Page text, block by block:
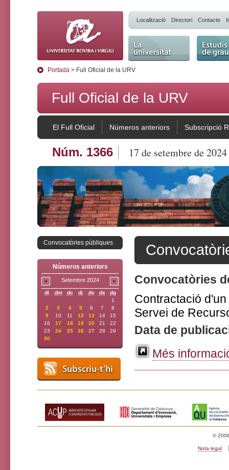
Localització Directori Contacte
La Universitat Estudis
Portada > Full Oficial de la URV
Full Oficial de la URV
El Full Oficial Números anteriors Subscripció
Núm. 1366 17 de setembre de 2024
Convocatòries públiques
Números anteriors
Setembre 2024
dl dm dc dj dv ds
dg
1
2
3 4 5 6 7
8
9
10 11 12 13 14
15
16
17 18 19 20 21
22
23
24 25 26 27 28
29
30
Convocatòries
Contractació
Servei de
Data de
Més
©
Nota legal